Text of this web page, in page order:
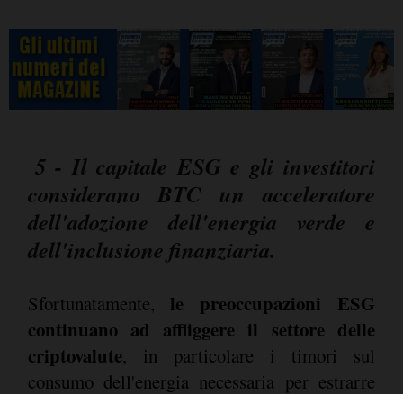
5 - Il capitale ESG e gli investitori
considerano BTC un acceleratore
dell'adozione dell'energia verde e
dell'inclusione finanziaria.
Sfortunatamente, le preoccupazioni ESG
continuano ad affliggere il settore delle
criptovalute, in particolare i timori sul
consumo dell'energia necessaria per estrarre